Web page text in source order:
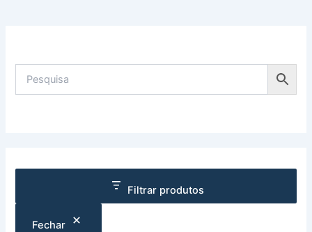
Filtrar produtos
Fechar